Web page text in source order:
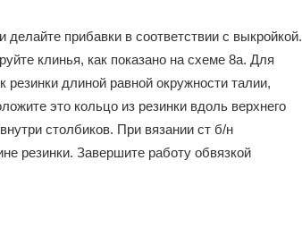
прибавки в соответствии с выкройкой.
клинья, как показано на схеме 8а. Для
резинки длиной равной окружности талии,
это кольцо из резинки вдоль верхнего
столбиков. При вязании ст б/н
резинки. Завершите работу обвязкой